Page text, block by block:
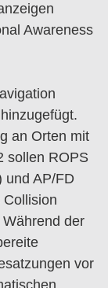
Awareness
an Orten mit
sollen ROPS
und AP/FD
der
vor